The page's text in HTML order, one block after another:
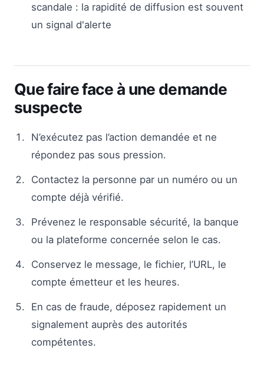
scandale : la rapidité de diffusion est souvent
un signal d'alerte
Que faire face à une demande
suspecte
N’exécutez pas l’action demandée et ne
répondez pas sous pression.
Contactez la personne par un numéro ou un
compte déjà vérifié.
Prévenez le responsable sécurité, la banque
ou la plateforme concernée selon le cas.
Conservez le message, le fichier, l’URL, le
compte émetteur et les heures.
En cas de fraude, déposez rapidement un
signalement auprès des autorités
compétentes.